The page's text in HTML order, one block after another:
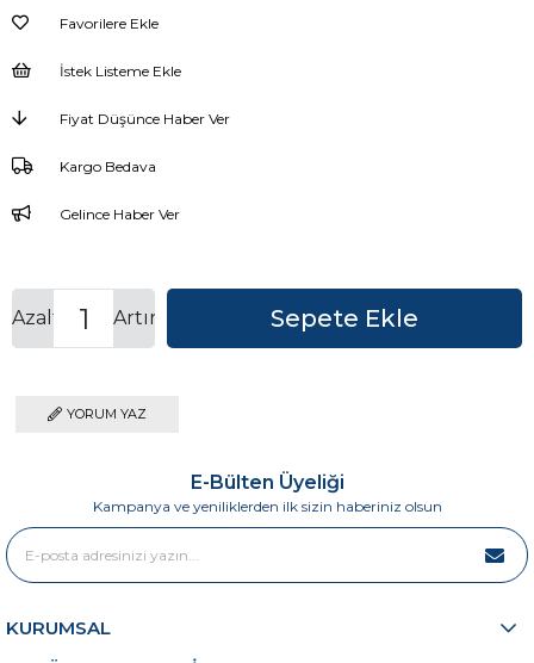
Favorilere Ekle
İstek Listeme Ekle
Fiyat Düşünce Haber Ver
Kargo Bedava
Gelince Haber Ver
Artır
Azalt
YORUM YAZ
E-Bülten Üyeliği
Kampanya ve yeniliklerden ilk sizin haberiniz olsun
KURUMSAL